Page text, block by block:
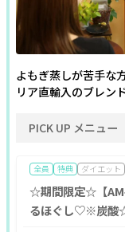
掲載店様ログイン
よもぎ蒸しが苦手な
リア直輸入のブレン
PICK UP メニュー
全員 特典 ダイエット
☆期間限定☆【AM
るほぐし♡※炭酸
毛穴
角質・ピーリング
二の腕・ハミ肉
肩・背中・膝
エステポイント対象